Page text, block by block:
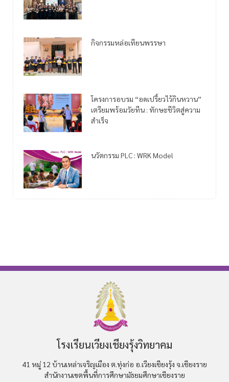
กิจกรรมหล่อเทียนพรรษา
โครงการอบรม “อดเปรี้ยวไว้กินหวาน”
เตรียมพร้อมวัยทีน : ทักษะชีวิตสู่ความ
สำเร็จ
นวัตกรรม PLC : WRK Model
โรงเรียนเวียงเชียงรุ้งวิทยาคม
41 หมู่ 12 บ้านเหล่าเจริญเมือง ต.ทุ่งก่อ อ.เวียงเชียงรุ้ง จ.เชียงราย
สำนักงานเขตพื้นที่การศึกษามัธยมศึกษาเชียงราย